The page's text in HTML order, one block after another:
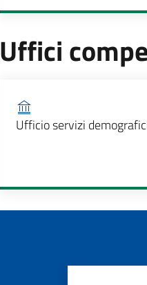
Uffici
Ufficio competente
Ufficio servizi